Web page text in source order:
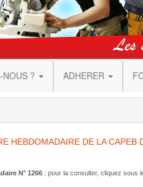
? ADHERER
HEBDOMADAIRE DE LA CAPEB
N° 1266 : pour la consulter, cliquez sous